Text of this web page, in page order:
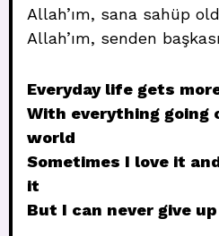
Allah’ım, sana sahüp
Allah’ım, senden
Everyday life gets
With everything going
world
Sometimes I love it
it
But I can never give